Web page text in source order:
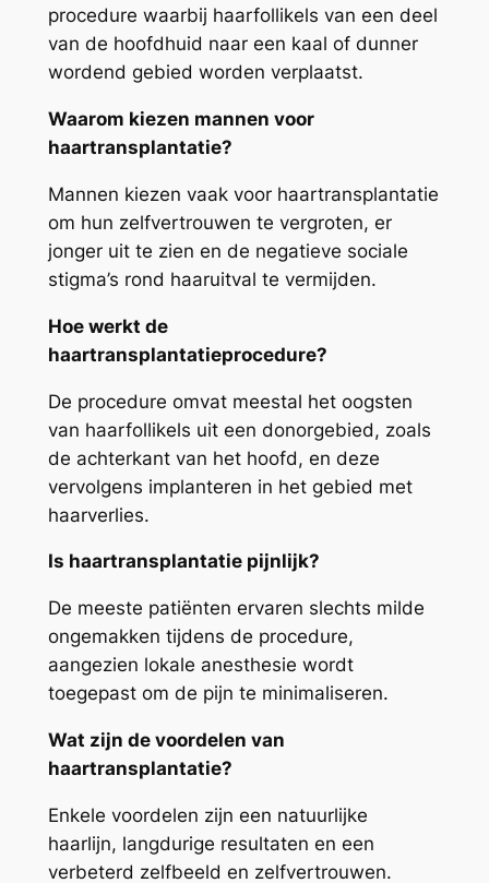
procedure waarbij haarfollikels van een deel
van de hoofdhuid naar een kaal of dunner
wordend gebied worden verplaatst.
Waarom kiezen mannen voor
haartransplantatie?
Mannen kiezen vaak voor haartransplantatie
om hun zelfvertrouwen te vergroten, er
jonger uit te zien en de negatieve sociale
stigma’s rond haaruitval te vermijden.
Hoe werkt de
haartransplantatieprocedure?
De procedure omvat meestal het oogsten
van haarfollikels uit een donorgebied, zoals
de achterkant van het hoofd, en deze
vervolgens implanteren in het gebied met
haarverlies.
Is haartransplantatie pijnlijk?
De meeste patiënten ervaren slechts milde
ongemakken tijdens de procedure,
aangezien lokale anesthesie wordt
toegepast om de pijn te minimaliseren.
Wat zijn de voordelen van
haartransplantatie?
Enkele voordelen zijn een natuurlijke
haarlijn, langdurige resultaten en een
verbeterd zelfbeeld en zelfvertrouwen.